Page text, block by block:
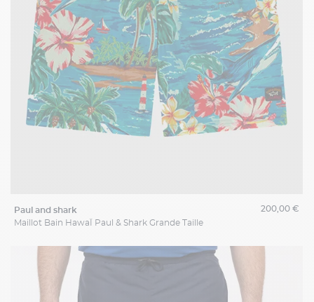
paul and shark
Maillot Bain HawaÏ Paul & Shark Grande Taille
200,00 €